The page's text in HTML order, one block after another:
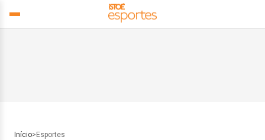
Início> Esportes